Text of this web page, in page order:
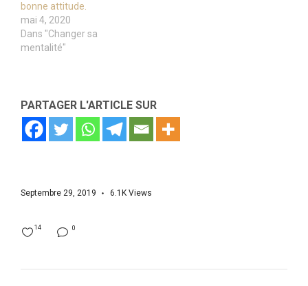
bonne attitude.
mai 4, 2020
Dans "Changer sa
mentalité"
PARTAGER L'ARTICLE SUR
Septembre 29, 2019 6.1K Views
0
14